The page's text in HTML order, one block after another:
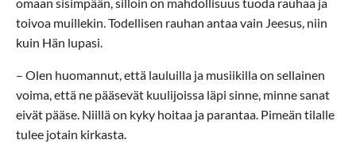
toivoa muillekin. Todellisen rauhan antaa vain Jeesus, niin
kuin Hän lupasi.
– Olen huomannut, että lauluilla ja musiikilla on sellainen
voima, että ne pääsevät kuulijoissa läpi sinne, minne sanat
eivät pääse. Niillä on kyky hoitaa ja parantaa. Pimeän tilalle
tulee jotain kirkasta.